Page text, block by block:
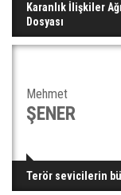
Karanlık İlişkiler
Dosyası
Mehmet
ŞENER
Terör sevicilerin